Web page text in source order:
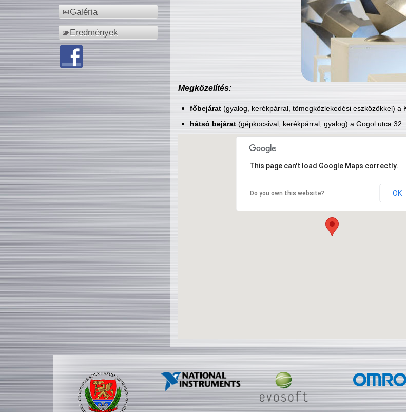
Galéria
Eredmények
Megközelítés:
főbejárat(gyalog, kerékpárral, tömegközlekedési eszközökkel) a
hátsó bejárat(gépkocsival, kerékpárral, gyalog) a Gogol utca 32.
This page can't load Google Maps correctly.
Do you own this website? OK